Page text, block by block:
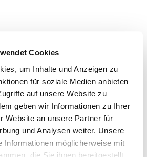
Cookies
um Inhalte und Anzeigen zu
für soziale Medien anbieten
auf unsere Website zu
geben wir Informationen zu Ihrer
Website an unsere Partner für
und Analysen weiter. Unsere
Informationen möglicherweise mit
die Sie ihnen bereitgestellt